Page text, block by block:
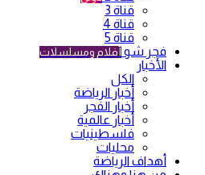
قناة 3
قناة 4
قناة 5
فجر شو أفلام ومسلسلات
الأخبار
الكل
أخبار الرياضة
أخبار الفجر
أخبار عالمية
فلسطينيات
محليات
أهداف الرياضة